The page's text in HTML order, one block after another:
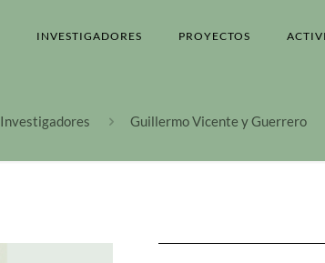
INVESTIGADORES PROYECTOS
Investigadores Guillermo Vicente y Guerrero